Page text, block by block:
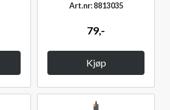
Art.nr: 8813035
79,-
Kjøp